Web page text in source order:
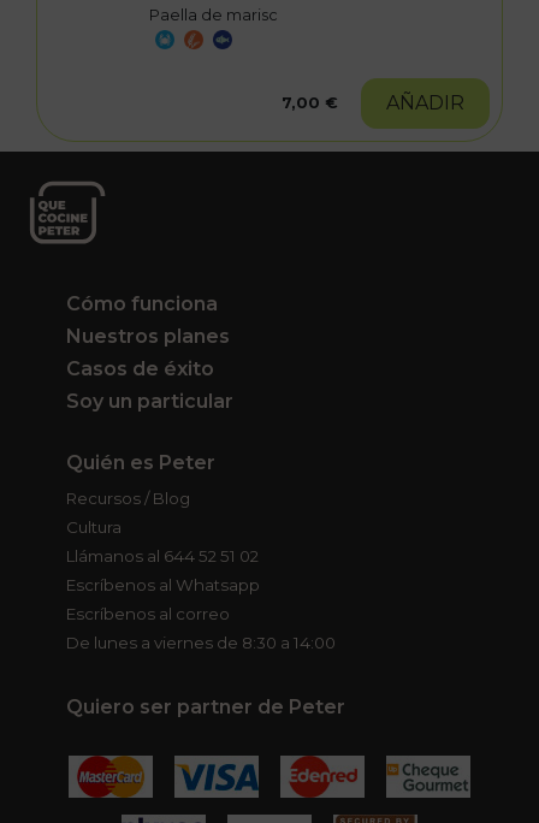
Paella de marisc
7,00 € AÑADIR
Cómo funciona
Nuestros planes
Casos de éxito
Soy un particular
Quién es Peter
Recursos / Blog
Cultura
Llámanos al 644 52 51 02
Escríbenos al Whatsapp
Escríbenos al correo
De lunes a viernes de 8:30 a 14:00
Quiero ser partner de Peter